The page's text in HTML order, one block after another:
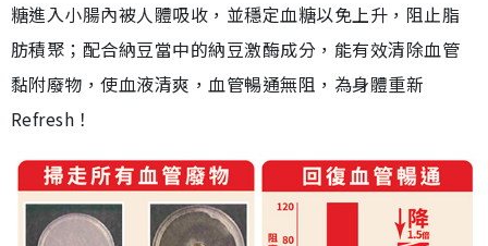
糖進入小腸內被人體吸收，並穩定血糖以免上升，阻止脂
肪積聚；配合納豆當中的納豆激酶成分，能有效清除血管
黏附廢物，使血液清爽，血管暢通無阻，為身體重新
Refresh！